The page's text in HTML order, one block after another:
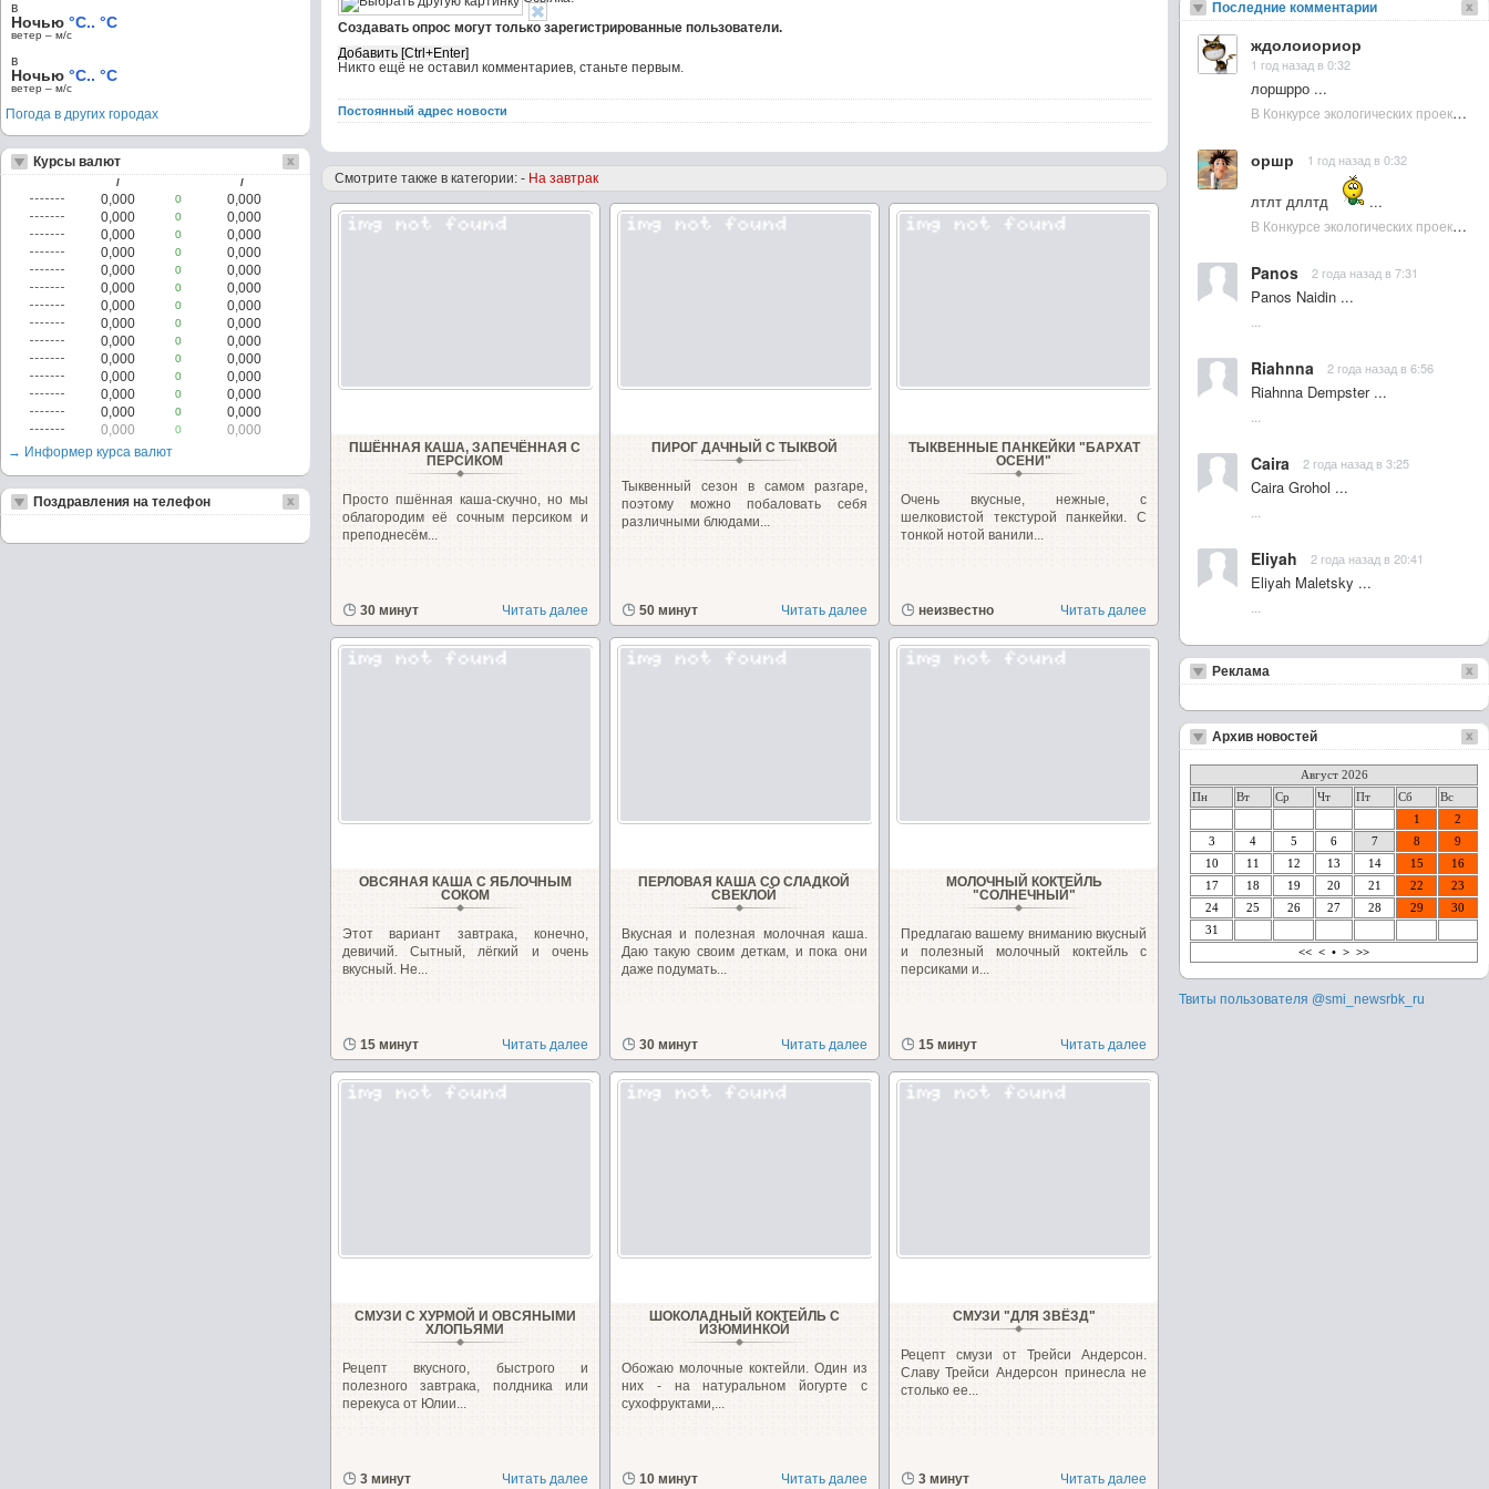
Создавать опрос могут только зарегистрированные пользователи.
Никто ещё не оставил комментариев, станьте первым.
Постоянный адрес новости
Смотрите также в категории: - На завтрак
ПШЁННАЯ КАША, ЗАПЕЧЁННАЯ С
ПЕРСИКОМ
Просто пшённая каша-скучно, но мы
облагородим её сочным персиком и
преподнесём...
30 минут Читать далее
ПИРОГ ДАЧНЫЙ С ТЫКВОЙ
Тыквенный сезон в самом разгаре,
поэтому можно побаловать себя
различными блюдами...
50 минут Читать далее
ТЫКВЕННЫЕ ПАНКЕЙКИ "БАРХАТ
ОСЕНИ"
Очень вкусные, нежные, с
шелковистой текстурой панкейки. С
тонкой нотой ванили...
неизвестно Читать далее
ОВСЯНАЯ КАША С ЯБЛОЧНЫМ
СОКОМ
Этот вариант завтрака, конечно,
девичий. Сытный, лёгкий и очень
вкусный. Не...
15 минут Читать далее
ПЕРЛОВАЯ КАША СО СЛАДКОЙ
СВЕКЛОЙ
Вкусная и полезная молочная каша.
Даю такую своим деткам, и пока они
даже подумать...
30 минут Читать далее
МОЛОЧНЫЙ КОКТЕЙЛЬ
"СОЛНЕЧНЫЙ"
Предлагаю вашему вниманию вкусный
и полезный молочный коктейль с
персиками и...
15 минут Читать далее
СМУЗИ С ХУРМОЙ И ОВСЯНЫМИ
ХЛОПЬЯМИ
Рецепт вкусного, быстрого и
полезного завтрака, полдника или
перекуса от Юлии...
3 минут Читать далее
ШОКОЛАДНЫЙ КОКТЕЙЛЬ С
ИЗЮМИНКОЙ
Обожаю молочные коктейли. Один из
них - на натуральном йогурте с
сухофруктами,...
10 минут Читать далее
СМУЗИ "ДЛЯ ЗВЁЗД"
Рецепт смузи от Трейси Андерсон.
Славу Трейси Андерсон принесла не
столько ее...
3 минут Читать далее
в
Ночью °C.. °C
ветер – м/c
в
Ночью °C.. °C
ветер – м/c
Погода в других городах
Курсы валют
/ /
0,000 0
0,000
0,000
0
0,000
0,000
0
0,000
0,000
0
0,000
0,000
0
0,000
0,000
0
0,000
0,000
0
0,000
0,000
0
0,000
0,000
0
0,000
0,000
0
0,000
0,000
0
0,000
0,000
0
0,000
0,000
0
0,000
0,000
0
0,000
→ Информер курса валют
Поздравления на телефон
Последние комментарии
ждолоиориор
1 год назад в 0:32
лоршрро ...
В Конкурсе экологических проектов в Подмосковье активно участвовала молодежь :: NewsRbk.ru...
оршр 1 год назад в 0:32
лтлт дллтд
...
В Конкурсе экологических проектов в Подмосковье активно участвовала молодежь :: NewsRbk.ru...
Panos 2 года назад в 7:31
Panos Naidin ...
Riahnna 2 года назад в 6:56
Riahnna Dempster ...
Caira 2 года назад в 3:25
Caira Grohol ...
Eliyah 2 года назад в 20:41
Eliyah Maletsky ...
Реклама
Архив новостей
Август 2026
Пн
Вт Ср Чт Пт Сб
Вс
1
2
3
4 5 6 7 8
9
10
11 12 13 14 15
16
17
18 19 20 21 22
23
24
25 26 27 28 29
30
31
<< < • > >>
Твиты пользователя @smi_newsrbk_ru